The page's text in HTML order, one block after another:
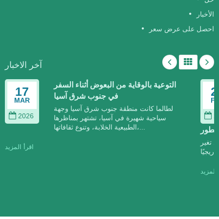
الأخبار
احصل على عرض سعر
آخر الاخبار
17
MAR
2026
التوعية بالوقاية من البعوض أثناء السفر
في جنوب شرق آسيا
لطالما كانت منطقة جنوب شرق آسيا وجهة
سياحية شهيرة في آسيا، تشتهر بمناظرها
الطبيعية الخلابة، وتنوع ثقافاتها،...
اقرأ المزيد
تتطور
تغير
المزيد